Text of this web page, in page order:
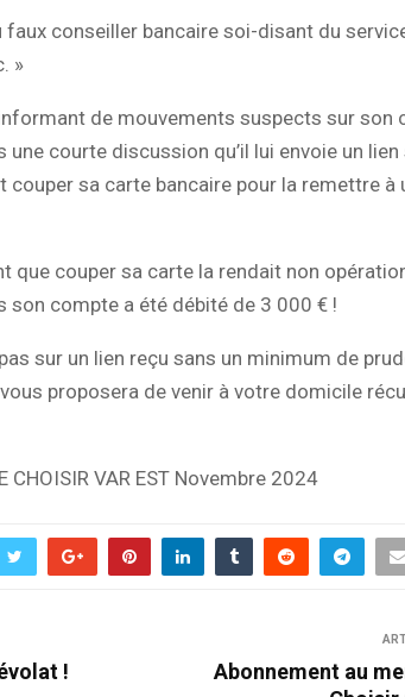
faux conseiller bancaire soi-disant du
»
de mouvements suspects sur son
courte discussion qu’il lui envoie un lien
couper sa carte bancaire pour la remettre à
que couper sa carte la rendait non
son compte a été débité de 3 000 € !
sur un lien reçu sans un minimum de
proposera de venir à votre domicile
CHOISIR VAR EST Novembre 2024
!
Abonnement au